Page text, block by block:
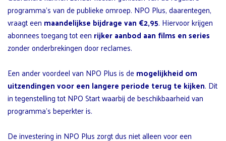
programma’s van de publieke omroep. NPO Plus, daarentegen,
vraagt een maandelijkse bijdrage van €2,95. Hiervoor krijgen
abonnees toegang tot een rijker aanbod aan films en series
zonder onderbrekingen door reclames.
Een ander voordeel van NPO Plus is demogelijkheid om
uitzendingen voor een langere periode terug te kijken. Dit
in tegenstelling tot NPO Start waarbij de beschikbaarheid van
programma’s beperkter is.
De investering in NPO Plus zorgt dus niet alleen voor een